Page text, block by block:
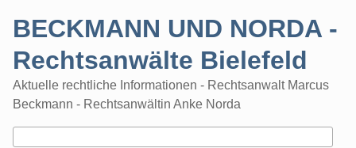
BECKMANN UND NORDA -
Rechtsanwälte Bielefeld
Aktuelle rechtliche Informationen - Rechtsanwalt Marcus
Beckmann - Rechtsanwältin Anke Norda